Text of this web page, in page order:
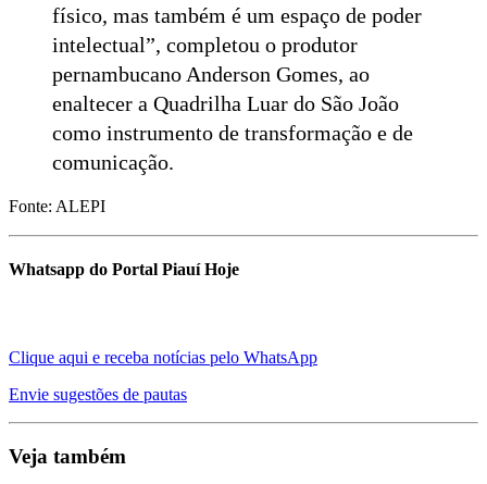
físico, mas também é um espaço de poder
intelectual”, completou o produtor
pernambucano Anderson Gomes, ao
enaltecer a Quadrilha Luar do São João
como instrumento de transformação e de
comunicação.
Fonte: ALEPI
Whatsapp do Portal Piauí Hoje
Clique aqui e receba notícias pelo WhatsApp
Envie sugestões de pautas
Veja também